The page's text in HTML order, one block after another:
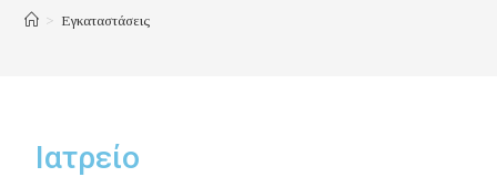
> Εγκαταστάσεις
Ιατρείο